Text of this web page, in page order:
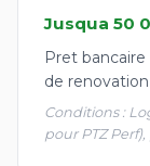
Jusqua 50
Pret
de
Conditions :
pour PTZ